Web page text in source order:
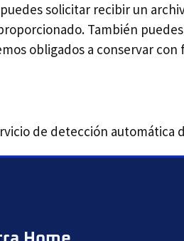
solicitar recibir un
También
obligados a conservar
de detección automática